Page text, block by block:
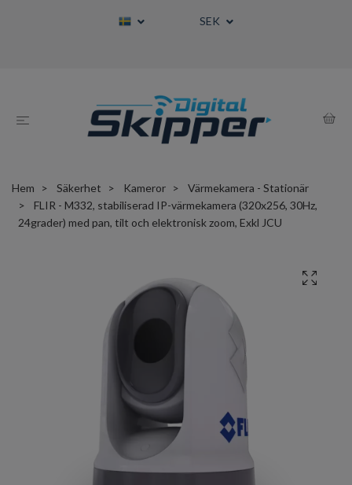
SEK
Hem Säkerhet Kameror
Värmekamera - Stationär
FLIR - M332, stabiliserad IP-värmekamera (320x256, 30Hz,
24grader) med pan, tilt och elektronisk zoom, Exkl JCU